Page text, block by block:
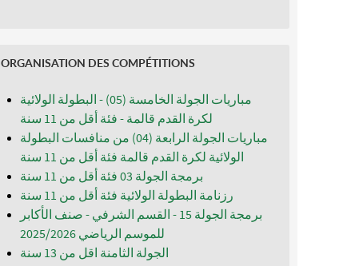
ORGANISATION DES COMPÉTITIONS
مباريات الجولة الخامسة (05) - البطولة الولائية
لكرة القدم قالمة - فئة أقل من 11 سنة
مباريات الجولة الرابعة (04) من منافسات البطولة
الولائية لكرة القدم قالمة فئة أقل من 11 سنة
برمجة الجولة 03 فئة أقل من 11 سنة
رزنامة البطولة الولائية فئة أقل من 11 سنة
برمجة الجولة 15 - القسم الشرفي - صنف الأكابر
للموسم الرياضي 2025/2026
الجولة الثامنة اقل من 13 سنة